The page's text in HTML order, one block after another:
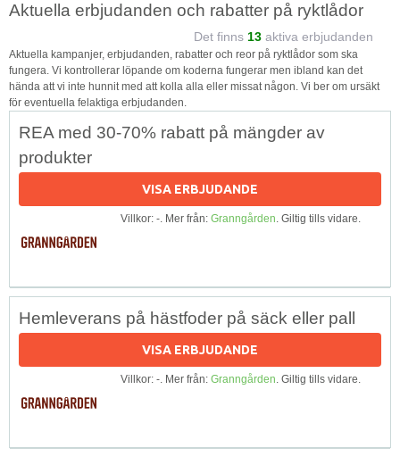
Aktuella erbjudanden och rabatter på ryktlådor
Det finns 13 aktiva erbjudanden
Aktuella kampanjer, erbjudanden, rabatter och reor på ryktlådor som ska
fungera. Vi kontrollerar löpande om koderna fungerar men ibland kan det
hända att vi inte hunnit med att kolla alla eller missat någon. Vi ber om ursäkt
för eventuella felaktiga erbjudanden.
REA med 30-70% rabatt på mängder av
produkter
VISA ERBJUDANDE
Villkor: -. Mer från: Granngården. Giltig tills vidare.
Hemleverans på hästfoder på säck eller pall
VISA ERBJUDANDE
Villkor: -. Mer från: Granngården. Giltig tills vidare.